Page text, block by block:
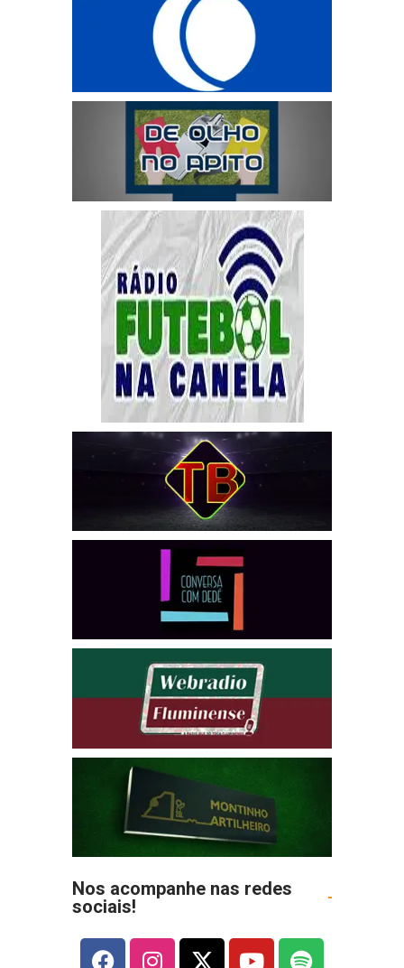
Nos acompanhe nas redes
sociais!